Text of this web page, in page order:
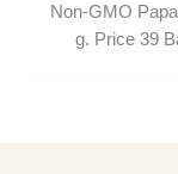
Non-GMO
g. Price 39